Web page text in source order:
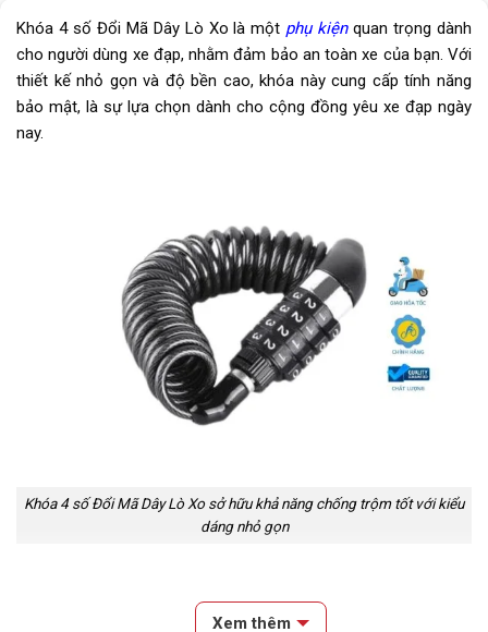
Khóa 4 số Đổi Mã Dây Lò Xo là một phụ kiệnquan trọng dành
cho người dùng xe đạp, nhằm đảm bảo an toàn xe của bạn. Với
thiết kế nhỏ gọn và độ bền cao, khóa này cung cấp tính năng
bảo mật, là sự lựa chọn dành cho cộng đồng yêu xe đạp ngày
nay.
Khóa 4 số Đổi Mã Dây Lò Xo sở hữu khả năng chống trộm tốt với kiểu
dáng nhỏ gọn
Xem thêm